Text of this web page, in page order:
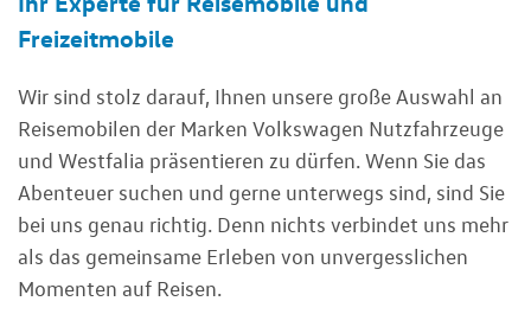
Freizeitmobile
Wir sind stolz darauf, Ihnen unsere große Auswahl an
Reisemobilen der Marken Volkswagen Nutzfahrzeuge
und Westfalia präsentieren zu dürfen. Wenn Sie das
Abenteuer suchen und gerne unterwegs sind, sind Sie
bei uns genau richtig. Denn nichts verbindet uns mehr
als das gemeinsame Erleben von unvergesslichen
Momenten auf Reisen.